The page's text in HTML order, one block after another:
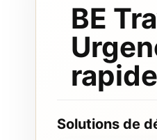
BE
Solutions de